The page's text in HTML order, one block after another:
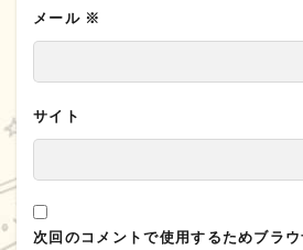
メール ※
サイト
次回のコメントで使用するためブラ